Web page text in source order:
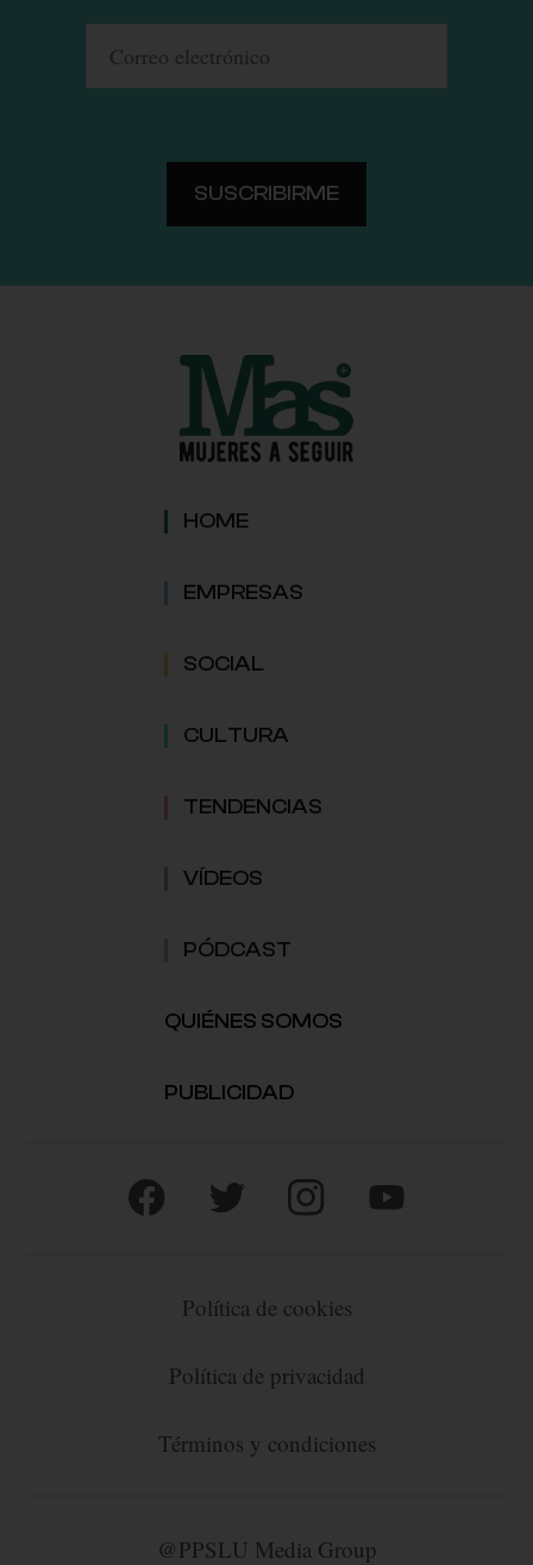
HOME
EMPRESAS
SOCIAL
CULTURA
TENDENCIAS
VÍDEOS
PÓDCAST
QUIÉNES SOMOS
PUBLICIDAD
Política de cookies
Política de privacidad
Términos y condiciones
@PPSLU Media Group